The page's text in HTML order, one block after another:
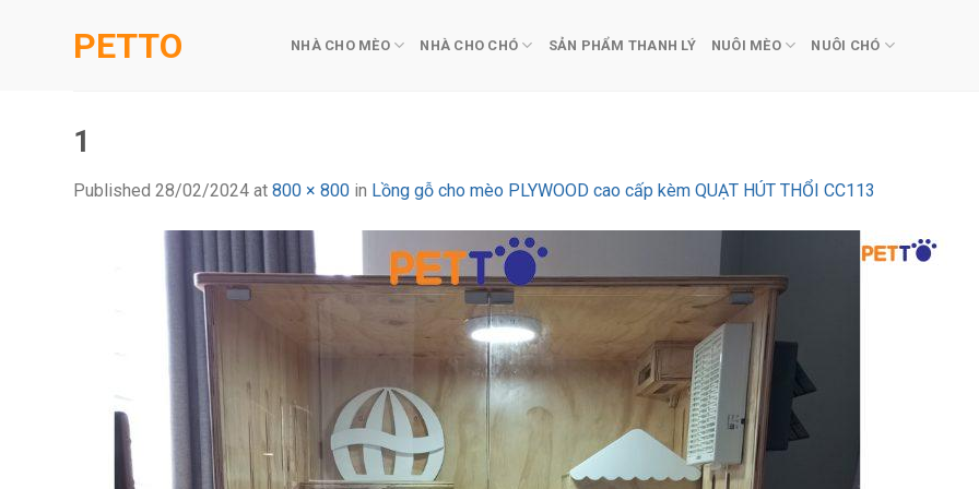
PETTO NHÀ CHO MÈO NHÀ CHO CHÓ SẢN PHẨM THANH LÝ NUÔI MÈO NUÔI CHÓ
1
Published 28/02/2024 at 800 × 800 in Lồng gỗ cho mèo PLYWOOD cao cấp kèm QUẠT HÚT THỔI CC113